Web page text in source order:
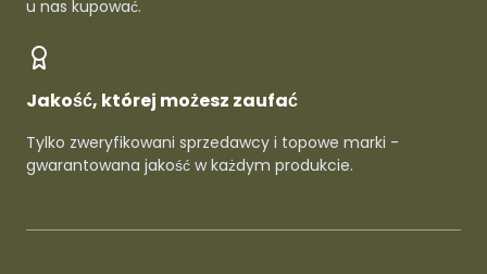
u nas kupować.
Jakość, której możesz zaufać
Tylko zweryfikowani sprzedawcy i topowe marki -
gwarantowana jakość w każdym produkcie.